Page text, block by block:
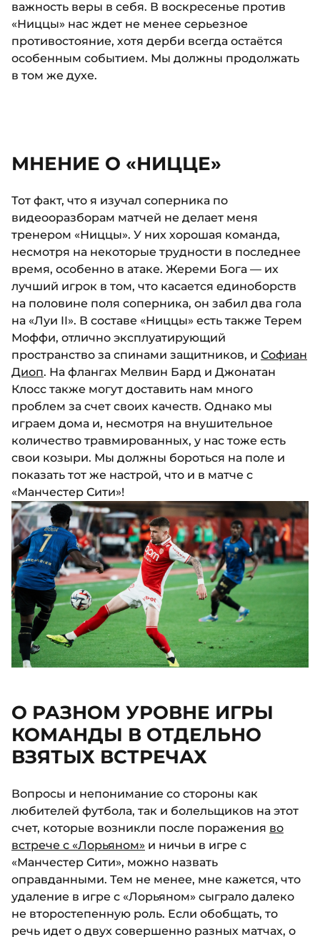
важность веры в себя. В воскресенье против
«Ниццы» нас ждет не менее серьезное
противостояние, хотя дерби всегда остаётся
особенным событием. Мы должны продолжать
в том же духе.
МНЕНИЕ О «НИЦЦЕ»
Тот факт, что я изучал соперника по
видеооразборам матчей не делает меня
тренером «Ниццы». У них хорошая команда,
несмотря на некоторые трудности в последнее
время, особенно в атаке. Жереми Бога — их
лучший игрок в том, что касается единоборств
на половине поля соперника, он забил два гола
на «Луи II». В составе «Ниццы» есть также Терем
Моффи, отлично эксплуатирующий
пространство за спинами защитников, и Софиан
Диоп. На флангах Мелвин Бард и Джонатан
Клосс также могут доставить нам много
проблем за счет своих качеств. Однако мы
играем дома и, несмотря на внушительное
количество травмированных, у нас тоже есть
свои козыри. Мы должны бороться на поле и
показать тот же настрой, что и в матче с
«Манчестер Сити»!
О РАЗНОМ УРОВНЕ ИГРЫ
КОМАНДЫ В ОТДЕЛЬНО
ВЗЯТЫХ ВСТРЕЧАХ
Вопросы и непонимание со стороны как
любителей футбола, так и болельщиков на этот
счет, которые возникли после поражения во
встрече с «Лорьяном» и ничьи в игре с
«Манчестер Сити», можно назвать
оправданными. Тем не менее, мне кажется, что
удаление в игре с «Лорьяном» сыграло далеко
не второстепенную роль. Если обобщать, то
речь идет о двух совершенно разных матчах, о